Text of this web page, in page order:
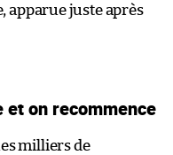
apparue juste après
et on recommence
milliers de